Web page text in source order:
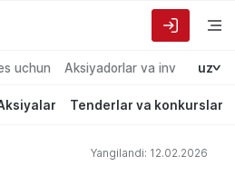
uchun Aksiyadorlar va investorlarga
uz
Tenderlar va konkurslar
Yangilandi: 12.02.2026